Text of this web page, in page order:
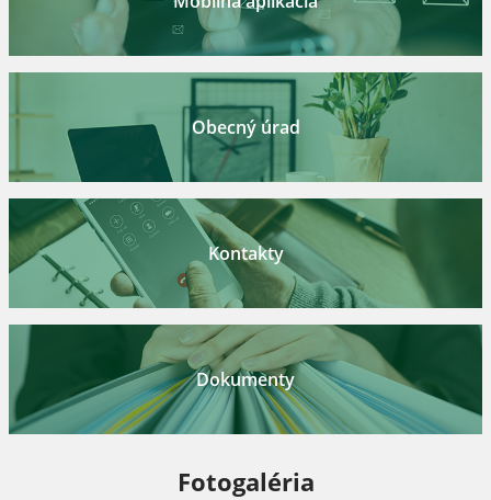
Obecný úrad
Kontakty
Dokumenty
Fotogaléria